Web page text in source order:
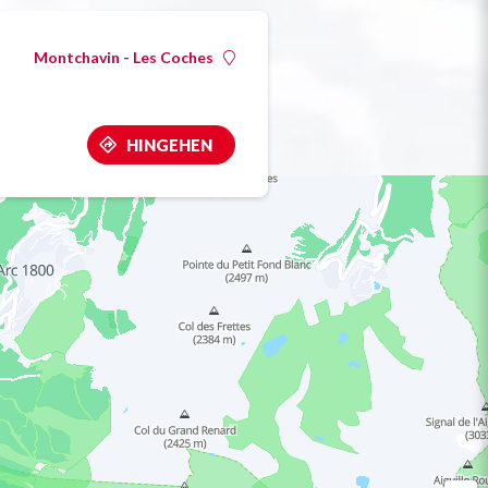
Montchavin - Les Coches
HINGEHEN